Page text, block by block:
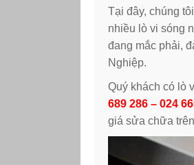
Tại đây, chúng
nhiều lò vi sóng
đang mắc phải,
Nghiệp.
Quý khách có lò
689 286 – 024
giá sửa chữa